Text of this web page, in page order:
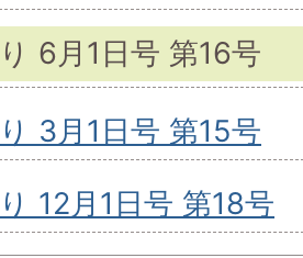
6月1日号 第16号
3月1日号 第15号
12月1日号 第18号